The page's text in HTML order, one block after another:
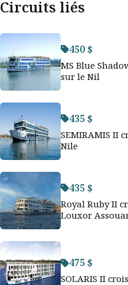
Circuits liés
450 $
MS Blue
sur le Nil
435 $
SEMIRAMIS II
Nile
435 $
Royal Ruby II
Louxor
475 $
SOLARIS II